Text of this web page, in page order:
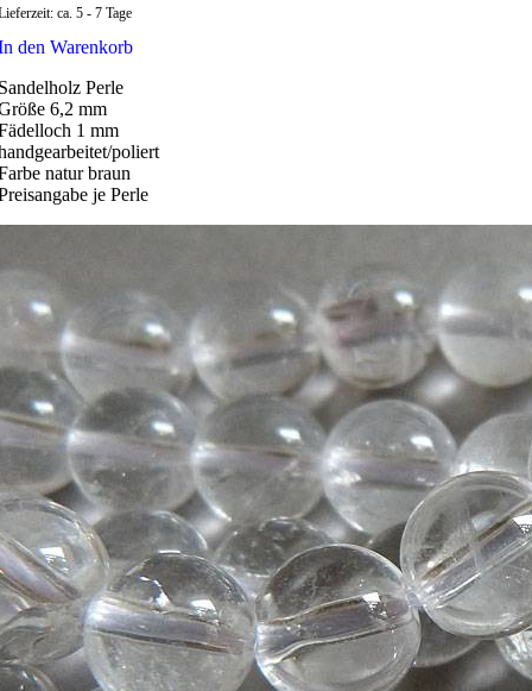
ca. 5 - 7 Tage
den Warenkorb
Perle
6,2 mm
1 mm
poliert
natur braun
je Perle